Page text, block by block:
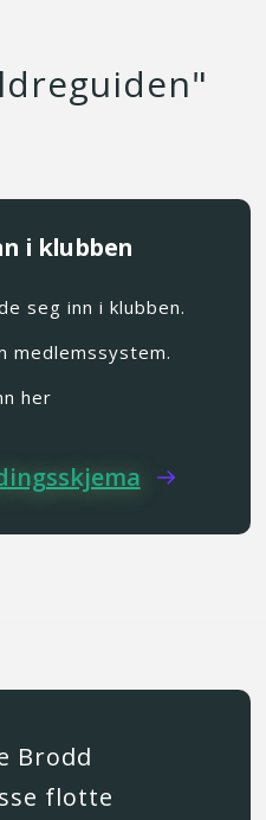
i klubben
seg inn i klubben.
medlemssystem.
her
Brodd
flotte